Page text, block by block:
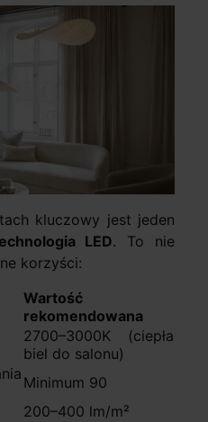
kluczowy jest jeden
LED. To nie
korzyści:
Wartość
rekomendowana
2700–3000K (ciepła
biel do salonu)
Minimum 90
200–400 lm/m²